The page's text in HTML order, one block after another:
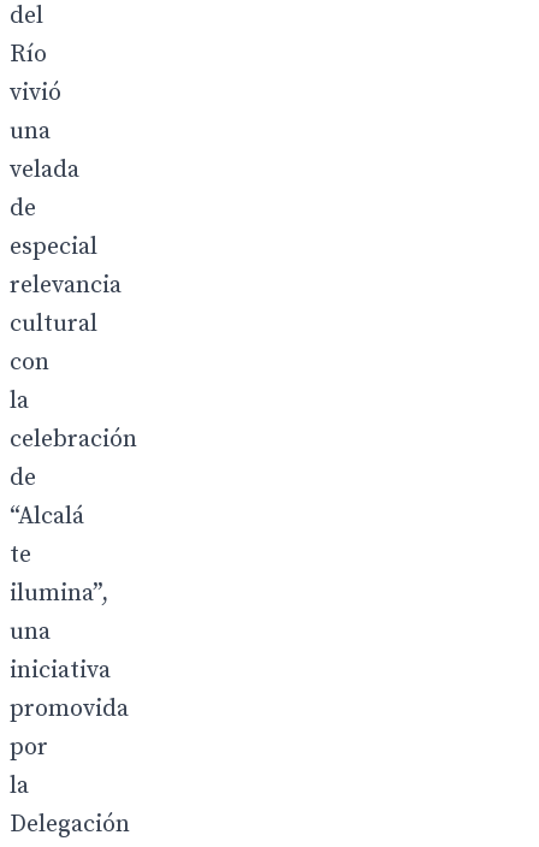
del
Río
vivió
una
velada
de
especial
relevancia
cultural
con
la
celebración
de
“Alcalá
te
ilumina”,
una
iniciativa
promovida
por
la
Delegación